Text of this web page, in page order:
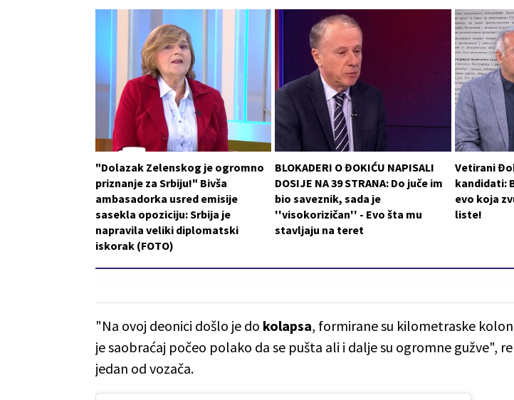
"Dolazak Zelenskog je ogromno
priznanje za Srbiju!" Bivša
ambasadorka usred emisije
sasekla opoziciju: Srbija je
napravila veliki diplomatski
iskorak (FOTO)
BLOKADERI O ĐOKIĆU NAPISALI
DOSIJE NA 39 STRANA: Do juče im
bio saveznik, sada je
''visokorizičan'' - Evo šta mu
stavljaju na teret
Vetirani
kandidati:
evo koja
liste!
"Na ovoj deonici došlo je do kolapsa, formirane su kilometraske
je saobraćaj počeo polako da se pušta ali i dalje su ogromne gužve",
jedan od vozača.